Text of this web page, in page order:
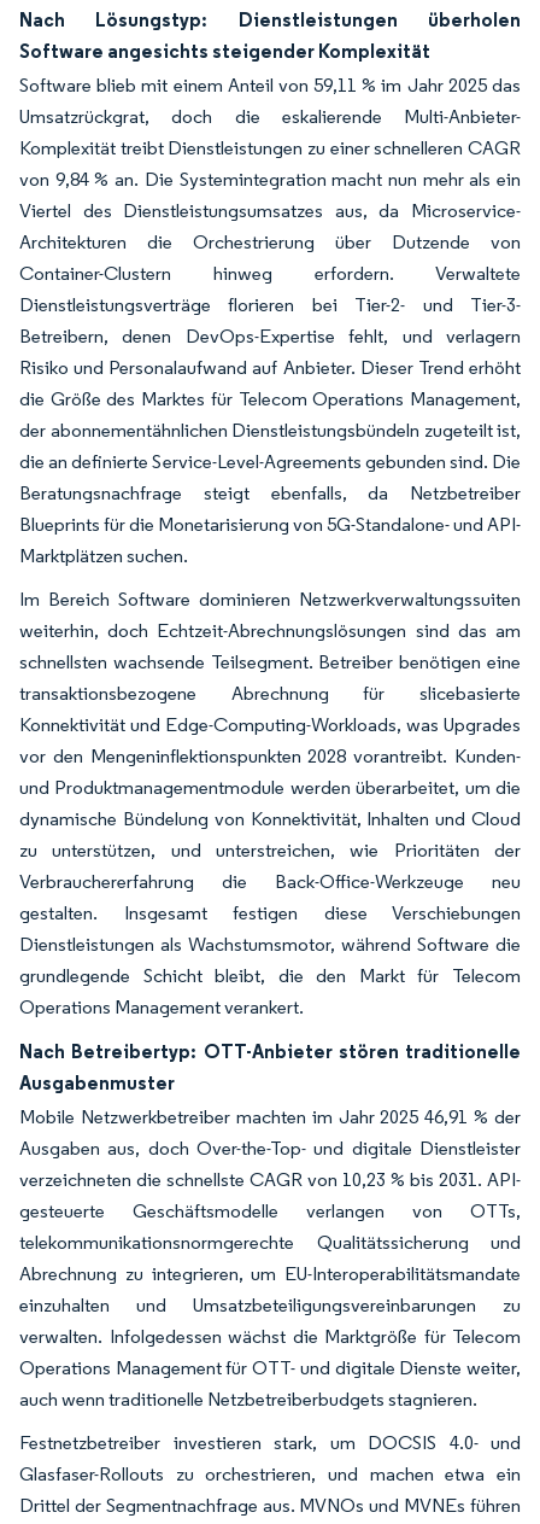
Nach Lösungstyp: Dienstleistungen überholen
Software angesichts steigender Komplexität
Software blieb mit einem Anteil von 59,11 % im Jahr 2025 das
Umsatzrückgrat, doch die eskalierende Multi-Anbieter-
Komplexität treibt Dienstleistungen zu einer schnelleren CAGR
von 9,84 % an. Die Systemintegration macht nun mehr als ein
Viertel des Dienstleistungsumsatzes aus, da Microservice-
Architekturen die Orchestrierung über Dutzende von
Container-Clustern hinweg erfordern. Verwaltete
Dienstleistungsverträge florieren bei Tier-2- und Tier-3-
Betreibern, denen DevOps-Expertise fehlt, und verlagern
Risiko und Personalaufwand auf Anbieter. Dieser Trend erhöht
die Größe des Marktes für Telecom Operations Management,
der abonnementähnlichen Dienstleistungsbündeln zugeteilt ist,
die an definierte Service-Level-Agreements gebunden sind. Die
Beratungsnachfrage steigt ebenfalls, da Netzbetreiber
Blueprints für die Monetarisierung von 5G-Standalone- und API-
Marktplätzen suchen.
Im Bereich Software dominieren Netzwerkverwaltungssuiten
weiterhin, doch Echtzeit-Abrechnungslösungen sind das am
schnellsten wachsende Teilsegment. Betreiber benötigen eine
transaktionsbezogene Abrechnung für slicebasierte
Konnektivität und Edge-Computing-Workloads, was Upgrades
vor den Mengeninflektionspunkten 2028 vorantreibt. Kunden-
und Produktmanagementmodule werden überarbeitet, um die
dynamische Bündelung von Konnektivität, Inhalten und Cloud
zu unterstützen, und unterstreichen, wie Prioritäten der
Verbrauchererfahrung die Back-Office-Werkzeuge neu
gestalten. Insgesamt festigen diese Verschiebungen
Dienstleistungen als Wachstumsmotor, während Software die
grundlegende Schicht bleibt, die den Markt für Telecom
Operations Management verankert.
Nach Betreibertyp: OTT-Anbieter stören traditionelle
Ausgabenmuster
Mobile Netzwerkbetreiber machten im Jahr 2025 46,91 % der
Ausgaben aus, doch Over-the-Top- und digitale Dienstleister
verzeichneten die schnellste CAGR von 10,23 % bis 2031. API-
gesteuerte Geschäftsmodelle verlangen von OTTs,
telekommunikationsnormgerechte Qualitätssicherung und
Abrechnung zu integrieren, um EU-Interoperabilitätsmandate
einzuhalten und Umsatzbeteiligungsvereinbarungen zu
verwalten. Infolgedessen wächst die Marktgröße für Telecom
Operations Management für OTT- und digitale Dienste weiter,
auch wenn traditionelle Netzbetreiberbudgets stagnieren.
Festnetzbetreiber investieren stark, um DOCSIS 4.0- und
Glasfaser-Rollouts zu orchestrieren, und machen etwa ein
Drittel der Segmentnachfrage aus. MVNOs und MVNEs führen